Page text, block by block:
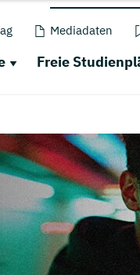
Mediadaten
Freie